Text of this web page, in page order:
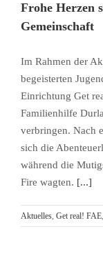
Frohe Herzen
Gemeinschaft
Im Rahmen der
begeisterten
Einrichtung Get
Familienhilfe
verbringen. Nach
sich die
während die
Fire wagten. [...]
Aktuelles, Get real! FAE,